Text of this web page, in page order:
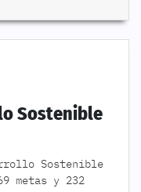
Sostenible
Sostenible
metas y 232